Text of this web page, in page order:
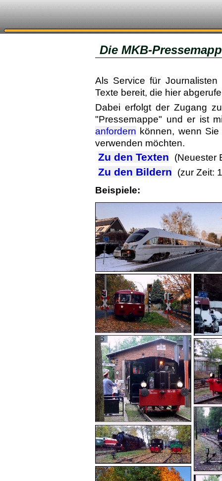
Die MKB-
Als Service für
Texte bereit, die hier
Dabei erfolgt der Zugang
"Pressemappe" und er ist
anfordern können, wenn
verwenden möchten.
Zu den Texten (Neuester
Zu den Bildern
(zur Zeit:
Beispiele: